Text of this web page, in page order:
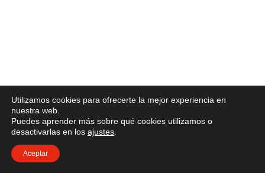
Utilizamos cookies para ofrecerte la mejor experiencia en
nuestra web.
Puedes aprender más sobre qué cookies utilizamos o
desactivarlas en los ajustes
Aceptar